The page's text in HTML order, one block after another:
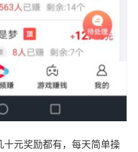
元奖励都有，每天简单操